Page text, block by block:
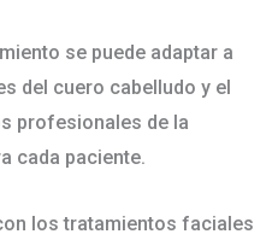
se puede adaptar a
del cuero cabelludo y el
profesionales de la
cada paciente.
los tratamientos faciales